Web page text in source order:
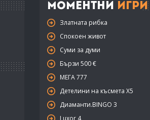
Моментни Игри
Златната рибка
Спокоен живот
Суми за думи
Бързи 500 €
МЕГА 777
Детелини на късмета Х5
Диаманти.BINGO 3
Luxor 4